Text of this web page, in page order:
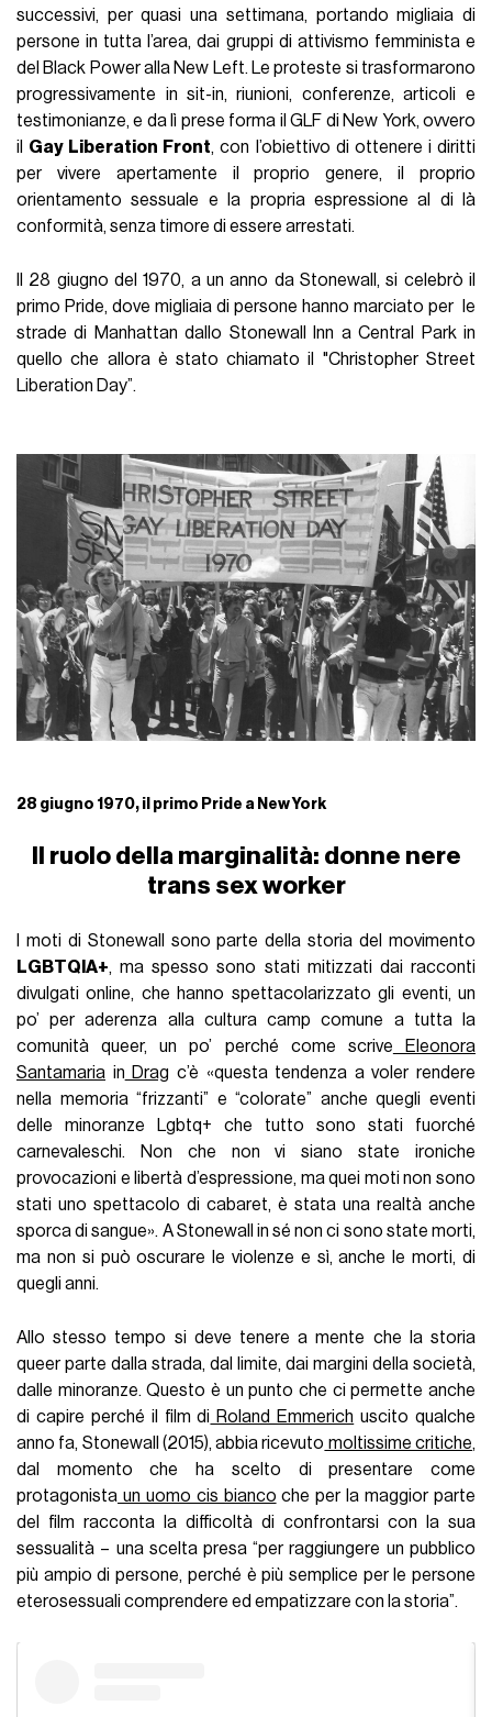
successivi, per quasi una settimana, portando migliaia di
persone in tutta l’area, dai gruppi di attivismo femminista e
del Black Power alla New Left. Le proteste si trasformarono
progressivamente in sit-in, riunioni, conferenze, articoli e
testimonianze, e da lì prese forma il GLF di New York, ovvero
il Gay Liberation Front, con l’obiettivo di ottenere i diritti
per vivere apertamente il proprio genere, il proprio
orientamento sessuale e la propria espressione al di là
conformità, senza timore di essere arrestati.
Il 28 giugno del 1970, a un anno da Stonewall, si celebrò il
primo Pride, dove migliaia di persone hanno marciato per le
strade di Manhattan dallo Stonewall Inn a Central Park in
quello che allora è stato chiamato il "Christopher Street
Liberation Day”.
28 giugno 1970, il primo Pride a New York
Il ruolo della marginalità: donne nere
trans sex worker
I moti di Stonewall sono parte della storia del movimento
LGBTQIA+, ma spesso sono stati mitizzati dai racconti
divulgati online, che hanno spettacolarizzato gli eventi, un
po’ per aderenza alla cultura camp comune a tutta la
comunità queer, un po’ perché come scrive Eleonora
Santamaria in Drag c’è «questa tendenza a voler rendere
nella memoria “frizzanti” e “colorate” anche quegli eventi
delle minoranze Lgbtq+ che tutto sono stati fuorché
carnevaleschi. Non che non vi siano state ironiche
provocazioni e libertà d’espressione, ma quei moti non sono
stati uno spettacolo di cabaret, è stata una realtà anche
sporca di sangue». A Stonewall in sé non ci sono state morti,
ma non si può oscurare le violenze e sì, anche le morti, di
quegli anni.
Allo stesso tempo si deve tenere a mente che la storia
queer parte dalla strada, dal limite, dai margini della società,
dalle minoranze. Questo è un punto che ci permette anche
di capire perché il film di Roland Emmerich uscito qualche
anno fa, Stonewall (2015), abbia ricevuto moltissime critiche,
dal momento che ha scelto di presentare come
protagonista un uomo cis bianco che per la maggior parte
del film racconta la difficoltà di confrontarsi con la sua
sessualità – una scelta presa “per raggiungere un pubblico
più ampio di persone, perché è più semplice per le persone
eterosessuali comprendere ed empatizzare con la storia”.